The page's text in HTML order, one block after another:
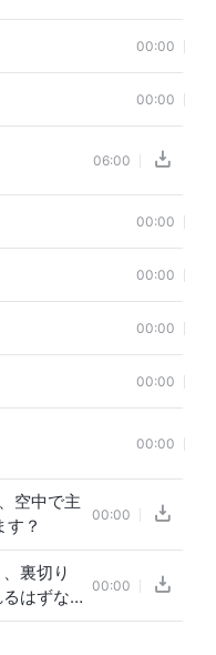
00:00
00:00
06:00
00:00
00:00
00:00
00:00
00:00
空中で主
？
00:00
裏切り
はずな
入れな
00:00